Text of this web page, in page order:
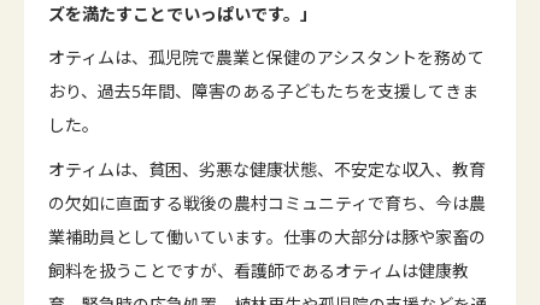
ズを満たすことでいっぱいです。」
オティムは、孤児院で農業と保健のアシスタントを務めて
おり、過去5年間、障害のある子どもたちを支援してきま
した。
オティムは、貧困、劣悪な健康状態、不安定な収入、教育
の欠如に直面する戦後の農村コミュニティで育ち、今は農
業補助員として働いています。仕事の大部分は豚や家畜の
飼料を扱うことですが、看護師であるオティムは健康教